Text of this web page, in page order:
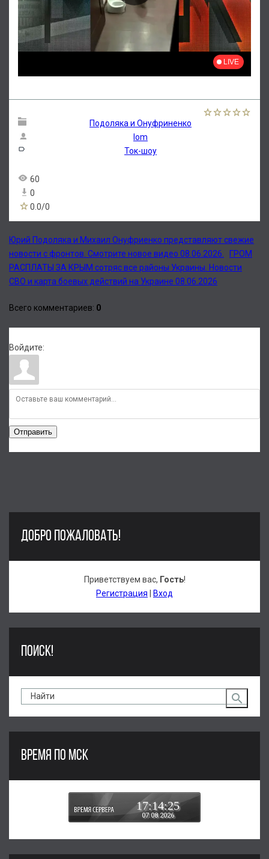
Подоляка и Онуфриненко
lom
Ток-шоу
60
0
0.0/0
Юрий Подоляка и Михаил Онуфриенко представляют свежие
новости с фронтов. Смотрите новое видео 08.06.2026.
ГРОМ
РАСПЛАТЫ ЗА КРЫМ сотряс все районы Украины. Новости
СВО и карта боевых действий на Украине 08.06.2026
Всего комментариев: 0
Войдите:
Отправить
ДОБРО ПОЖАЛОВАТЬ!
Приветствуем вас, Гость!
Регистрация
Вход
ПОИСК!
ВРЕМЯ ПО МСК
17:14:26
07.08.2026